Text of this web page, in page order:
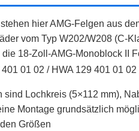
stehen hier AMG-Felgen aus
vom Typ W202/W208
18‑Zoll‑AMG‑Monoblock II
401 01 02 / HWA 129 401 01
sind Lochkreis (5×112 mm),
Montage grundsätzlich
Größen